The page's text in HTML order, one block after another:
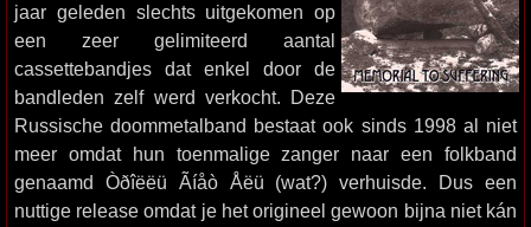
jaar geleden slechts uitgekomen op
een zeer gelimiteerd aantal
cassettebandjes dat enkel door de
bandleden zelf werd verkocht. Deze
Russische doommetalband bestaat ook sinds 1998 al niet
meer omdat hun toenmalige zanger naar een folkband
genaamd Òðîëëü Ãíåò Åëü (wat?) verhuisde. Dus een
nuttige release omdat je het origineel gewoon bijna niet kán